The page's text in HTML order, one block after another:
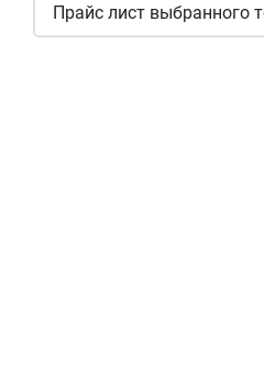
Прайс лист выбранного